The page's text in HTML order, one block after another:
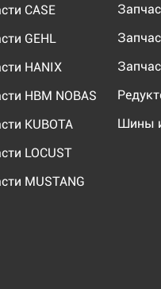
CASE
GEHL
HANIX
HBM NOBAS
KUBOTA
LOCUST
MUSTANG
Шины